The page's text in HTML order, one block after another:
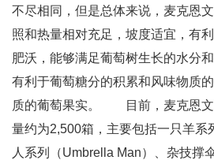
不尽相同，但是总体来说，麦克恩
照和热量相对充足，坡度适宜，有
肥沃，能够满足葡萄树生长的水分
有利于葡萄糖分的积累和风味物质
质的葡萄果实。 目前，麦克恩文
量约为2,500箱，主要包括一只羊系
人系列（Umbrella Man）、杂技撑